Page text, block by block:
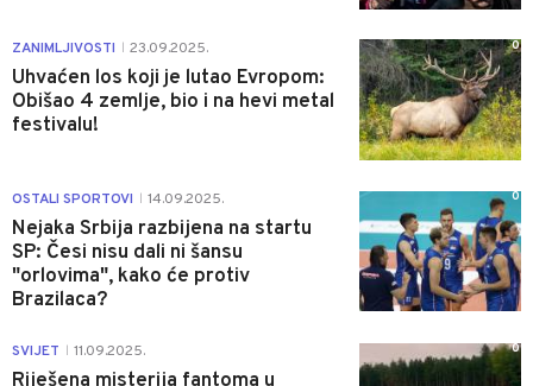
ZANIMLJIVOSTI 23.09.2025.
Uhvaćen los koji je lutao Evropom:
Obišao 4 zemlje, bio i na hevi metal
festivalu!
0
OSTALI SPORTOVI 14.09.2025.
Nejaka Srbija razbijena na startu
SP: Česi nisu dali ni šansu
"orlovima", kako će protiv
Brazilaca?
0
SVIJET 11.09.2025. 0